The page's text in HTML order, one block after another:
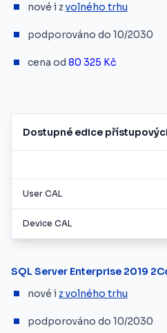
nové i z volného trhu
podporováno do 10/2030
cena od 80 325 Kč
Dostupné edice
User CAL
Device CAL
SQL Server Enterprise 2019
nové i z volného trhu
podporováno do 10/2030